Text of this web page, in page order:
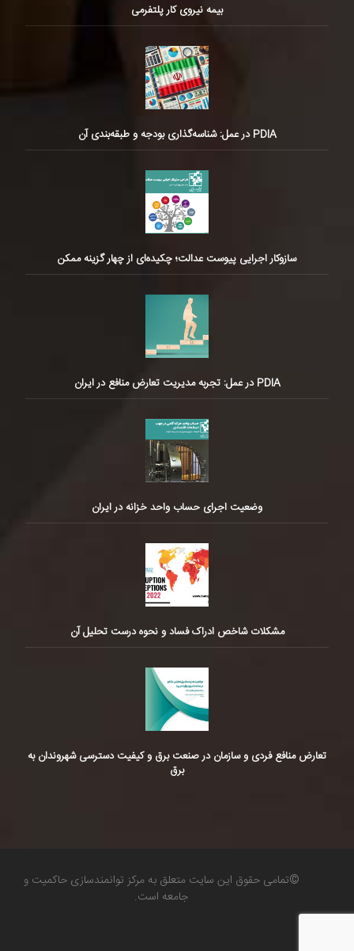
بیمه نیروی کار پلتفرمی
PDIA در عمل: شناسه‌گذاری بودجه و طبقه‌بندی آن
سازوکار اجرایی پیوست عدالت؛ چکیده‌ای از چهار گزینه ممکن
PDIA در عمل: تجربه مدیریت تعارض منافع در ایران
وضعیت اجرای حساب واحد خزانه در ایران
مشکلات شاخص ادراک فساد و نحوه درست تحلیل آن
تعارض منافع فردی و سازمان در صنعت برق و کیفیت دسترسی شهروندان به
برق
©تمامی حقوق این سایت متعلق به مرکز توانمندسازی حاکمیت و
جامعه است.